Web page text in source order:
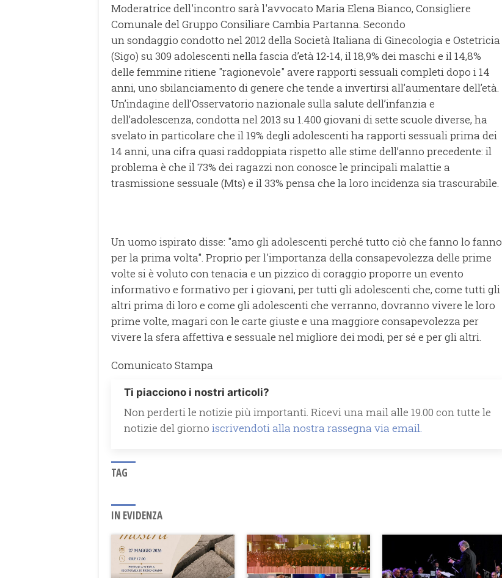
Moderatrice dell'incontro sarà l'avvocato Maria Elena Bianco, Consigliere
Comunale del Gruppo Consiliare Cambia Partanna. Secondo
un sondaggio condotto nel 2012 della Società Italiana di Ginecologia e Ostetricia
(Sigo) su 309 adolescenti nella fascia d’età 12-14, il 18,9% dei maschi e il 14,8%
delle femmine ritiene "ragionevole" avere rapporti sessuali completi dopo i 14
anni, uno sbilanciamento di genere che tende a invertirsi all’aumentare dell’età.
Un’indagine dell’Osservatorio nazionale sulla salute dell’infanzia e
dell’adolescenza, condotta nel 2013 su 1.400 giovani di sette scuole diverse, ha
svelato in particolare che il 19% degli adolescenti ha rapporti sessuali prima dei
14 anni, una cifra quasi raddoppiata rispetto alle stime dell’anno precedente: il
problema è che il 73% dei ragazzi non conosce le principali malattie a
trasmissione sessuale (Mts) e il 33% pensa che la loro incidenza sia trascurabile.
Un uomo ispirato disse: "amo gli adolescenti perché tutto ciò che fanno lo fanno
per la prima volta". Proprio per l'importanza della consapevolezza delle prime
volte si è voluto con tenacia e un pizzico di coraggio proporre un evento
informativo e formativo per i giovani, per tutti gli adolescenti che, come tutti gli
altri prima di loro e come gli adolescenti che verranno, dovranno vivere le loro
prime volte, magari con le carte giuste e una maggiore consapevolezza per
vivere la sfera affettiva e sessuale nel migliore dei modi, per sé e per gli altri.
Comunicato Stampa
Ti piacciono i nostri articoli?
Non perderti le notizie più importanti. Ricevi una mail alle 19.00 con tutte le
notizie del giorno iscrivendoti alla nostra rassegna via email.
TAG
IN EVIDENZA